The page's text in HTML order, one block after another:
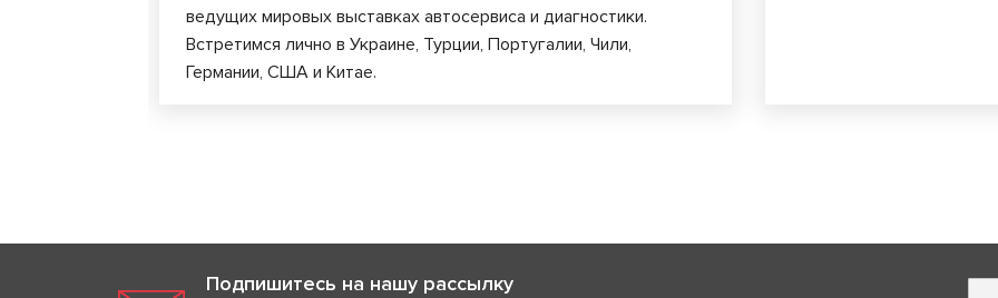
ведущих мировых выставках автосервиса и диагностики.
Встретимся лично в Украине, Турции, Португалии, Чили,
Германии, США и Китае.
Подпишитесь на нашу рассылку